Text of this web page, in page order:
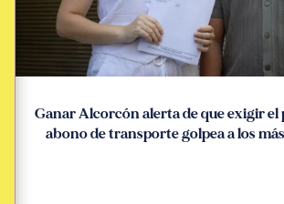
Ganar Alcorcón alerta de que exigir el
abono de transporte golpea a los